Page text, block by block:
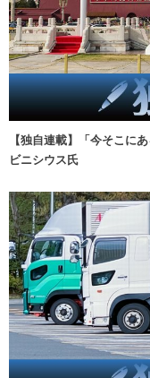
【独自連載】「今そこに
ビニシウス氏